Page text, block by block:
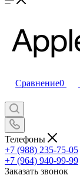
Сравнение0
Телефоны
+7 (988) 235-75-05
+7 (964) 940-99-99
Заказать звонок